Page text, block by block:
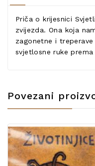
Priča o krijesnici
zvijezda. Ona koja
zagonetne i
svjetlosne ruke prema
Povezani